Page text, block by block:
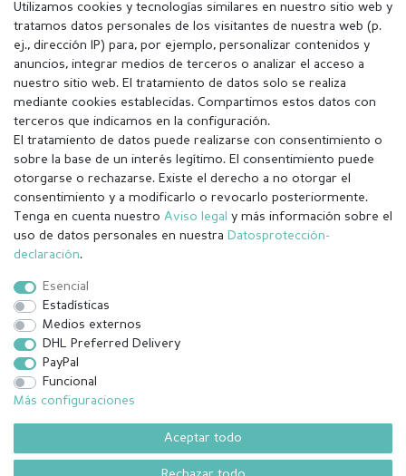
Aviso legal Política de Privacidad
Utilizamos cookies y tecnologías similares en nuestro sitio web y
tratamos datos personales de los visitantes de nuestra web (p.
ej., dirección IP) para, por ejemplo, personalizar contenidos y
anuncios, integrar medios de terceros o analizar el acceso a
nuestro sitio web. El tratamiento de datos solo se realiza
mediante cookies establecidas. Compartimos estos datos con
terceros que indicamos en la configuración.
El tratamiento de datos puede realizarse con consentimiento o
sobre la base de un interés legítimo. El consentimiento puede
otorgarse o rechazarse. Existe el derecho a no otorgar el
consentimiento y a modificarlo o revocarlo posteriormente.
Tenga en cuenta nuestro Aviso legal y más información sobre el
uso de datos personales en nuestra Datos­protección­
declaración.
Esencial
Estadísticas
Medios externos
DHL Preferred Delivery
PayPal
Funcional
Más configuraciones
Aceptar todo